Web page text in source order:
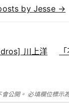
by Jesse →
川上洋
公開。 必填欄位標示